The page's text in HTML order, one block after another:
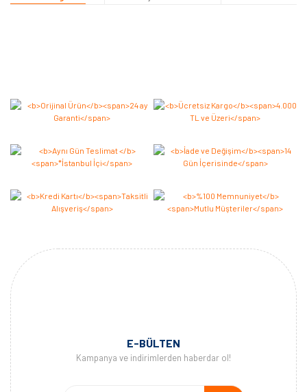
E-BÜLTEN
Kampanya ve indirimlerden haberdar ol!